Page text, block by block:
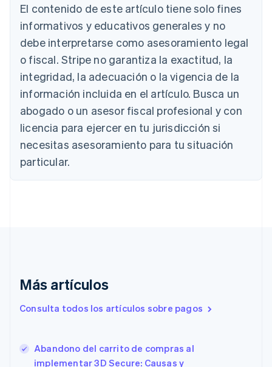
El contenido de este artículo tiene solo fines
informativos y educativos generales y no
debe interpretarse como asesoramiento legal
o fiscal. Stripe no garantiza la exactitud, la
integridad, la adecuación o la vigencia de la
información incluida en el artículo. Busca un
abogado o un asesor fiscal profesional y con
licencia para ejercer en tu jurisdicción si
necesitas asesoramiento para tu situación
particular.
Más artículos
Consulta todos los artículos sobre pagos
Abandono del carrito de compras al
implementar 3D Secure: Causas y
Alemania
DeutschEnglish
Australia
English
Austria
DeutschEnglish
Bélgica
Nederlands FrançaisDeutsch English
Brasil
Português English
Bulgaria
English
Canadá
China continental
Emiratos Árabes Unidos
English
Eslovaquia
EnglishItaliano
España